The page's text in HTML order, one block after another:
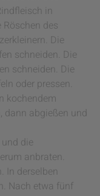
in
des
Die
schneiden. Die
schneiden. Die
oder pressen.
kochendem
dann abgießen und
die
anbraten.
In derselben
Nach etwa fünf